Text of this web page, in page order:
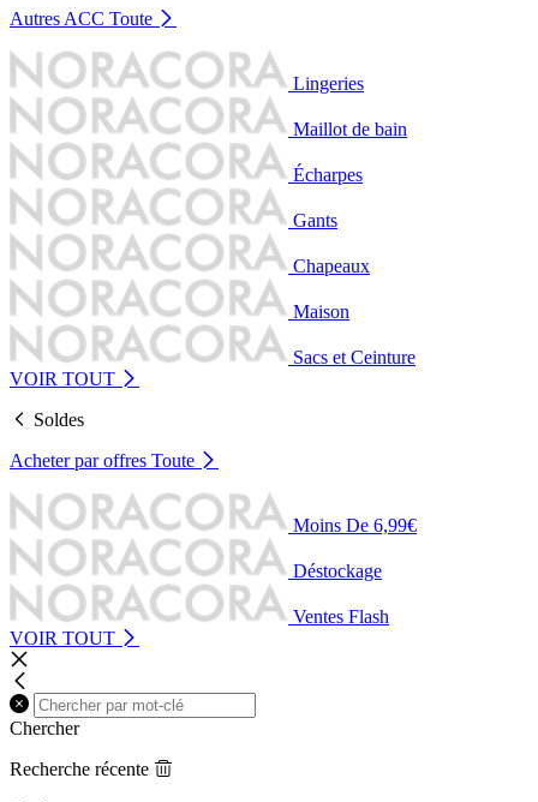
Autres ACC Toute
Lingeries
Maillot de bain
Écharpes
Gants
Chapeaux
Maison
Sacs et Ceinture
VOIR TOUT
Soldes
Acheter par offres Toute
Moins De 6,99€
Déstockage
Ventes Flash
VOIR TOUT
Chercher
Recherche récente